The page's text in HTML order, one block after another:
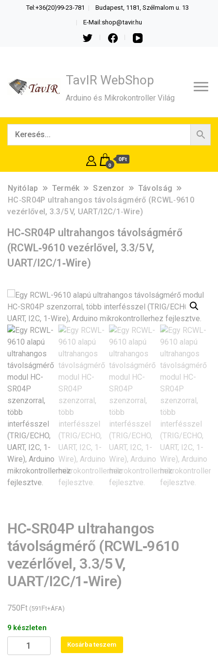
Tel:+36(20)99-23-781 Budapest, 1181, Szélmalom u. 13
E-Mail:shop@tavir.hu
TavIR WebShop
Arduino és Mikrokontroller Világ
0
0Ft
Nyitólap Termék Szenzor
Távolság
HC‑SR04P ultrahangos távolságmérő (RCWL‑9610
vezérlővel, 3.3/5 V, UART/I2C/1‑Wire)
HC‑SR04P ultrahangos távolságmérő
(RCWL‑9610 vezérlővel, 3.3/5 V,
UART/I2C/1‑Wire)
HC‑SR04P ultrahangos
távolságmérő (RCWL‑9610
vezérlővel, 3.3/5 V,
UART/I2C/1‑Wire)
750Ft (591 Ft+ÁFA)
9 készleten
HC‑SR04P
ultrahangos
Kosárba teszem